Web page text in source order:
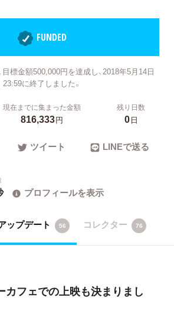
FUNDED
標金額500,000円を達成し、2018年5月14日
23:59に終了しました。
現在までに集まった金額
816,333円
残り日数
0日
ツイート LINEで送る
プロフィールを表示
ップデート 56 コレクター 76
カフェでの上映も決まりまし